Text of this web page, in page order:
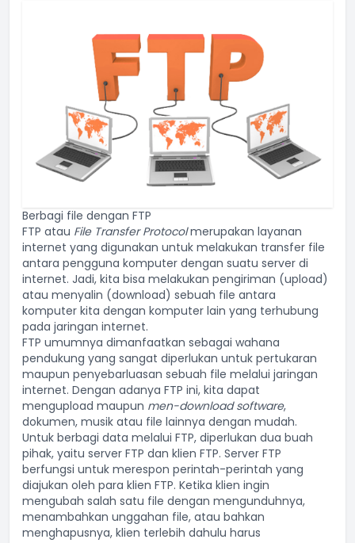
Berbagi file dengan FTP
FTP atau File Transfer Protocolmerupakan layanan
internet yang digunakan untuk melakukan transfer file
antara pengguna komputer dengan suatu server di
internet. Jadi, kita bisa melakukan pengiriman (upload)
atau menyalin (download) sebuah file antara
komputer kita dengan komputer lain yang terhubung
pada jaringan internet.
FTP umumnya dimanfaatkan sebagai wahana
pendukung yang sangat diperlukan untuk pertukaran
maupun penyebarluasan sebuah file melalui jaringan
internet. Dengan adanya FTP ini, kita dapat
mengupload maupun men-download software,
dokumen, musik atau file lainnya dengan mudah.
Untuk berbagi data melalui FTP, diperlukan dua buah
pihak, yaitu server FTP dan klien FTP. Server FTP
berfungsi untuk merespon perintah-perintah yang
diajukan oleh para klien FTP. Ketika klien ingin
mengubah salah satu file dengan mengunduhnya,
menambahkan unggahan file, atau bahkan
menghapusnya, klien terlebih dahulu harus